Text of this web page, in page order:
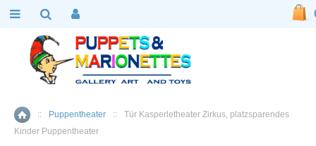
Home
:: Puppentheater ::
Tür Kasperletheater Zirkus, platzsparendes
Kinder Puppentheater